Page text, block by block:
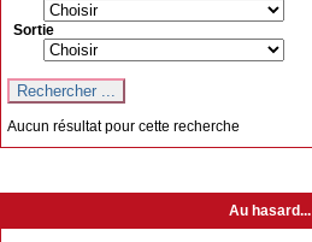
Sortie
Aucun résultat pour cette recherche
Au hasard...